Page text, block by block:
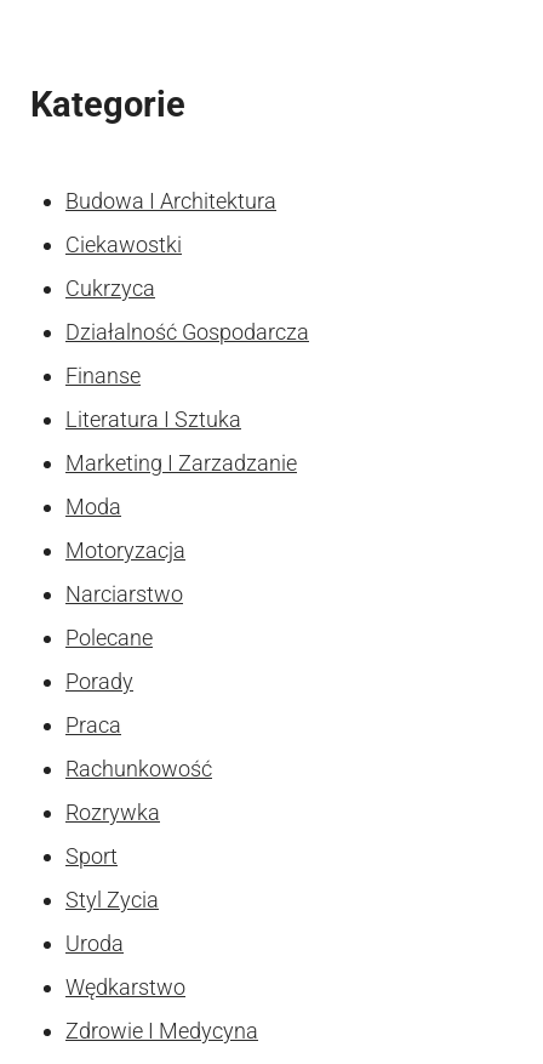
Kategorie
Budowa I Architektura
Ciekawostki
Cukrzyca
Działalność Gospodarcza
Finanse
Literatura I Sztuka
Marketing I Zarzadzanie
Moda
Motoryzacja
Narciarstwo
Polecane
Porady
Praca
Rachunkowość
Rozrywka
Sport
Styl Zycia
Uroda
Wędkarstwo
Zdrowie I Medycyna